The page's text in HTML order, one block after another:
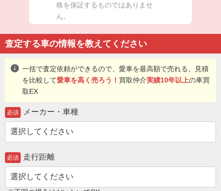
格を保証するものではありませ
ん。
査定する車の情報を教えてください
info 一括で査定依頼ができるので、愛車を最高額で売れる。見積
を比較して愛車を高く売ろう！ 買取仲介実績10年以上の車買
取EX
必須 メーカー・車種
必須 走行距離